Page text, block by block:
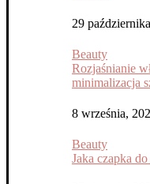
29
Beauty
Rozjaśnianie
minimalizacja
8 września,
Beauty
Jaka czapka do